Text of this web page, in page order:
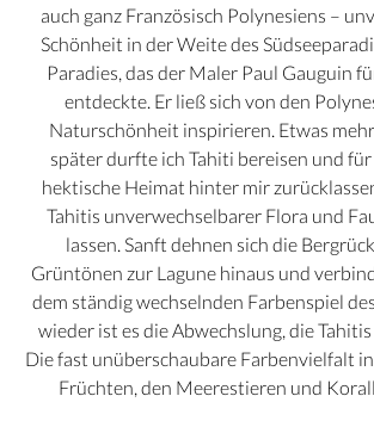
auch ganz Französisch Polynesiens –
Schönheit in der Weite des
Paradies, das der Maler Paul Gauguin
entdeckte. Er ließ sich von den
Naturschönheit inspirieren. Etwas
später durfte ich Tahiti bereisen und
hektische Heimat hinter mir
Tahitis unverwechselbarer Flora und
lassen. Sanft dehnen sich die
Grüntönen zur Lagune hinaus und
dem ständig wechselnden Farbenspiel
wieder ist es die Abwechslung, die
Die fast unüberschaubare Farbenvielfalt
Früchten, den Meerestieren und